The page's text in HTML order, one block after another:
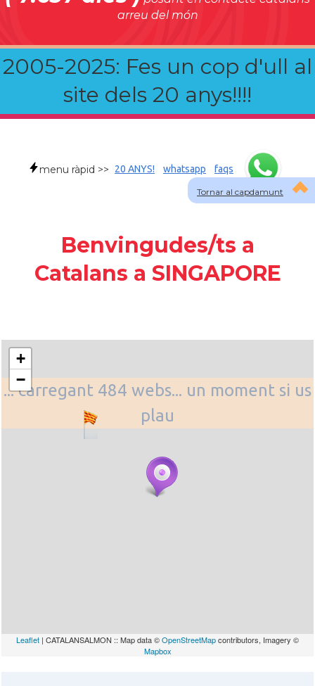
arreu del món
2005-2025: Fes un cop d'ull al
site dels 20 anys!!!!
Tornar al capdamunt
menu ràpid >> 20 ANYS! whatsapp faqs
Benvingudes/ts a
Catalans a SINGAPORE
... carregant 484 webs... un moment si us
plau
+
−
Leaflet | CATALANSALMON :: Map data ©OpenStreetMapcontributors, Imagery ©
Mapbox